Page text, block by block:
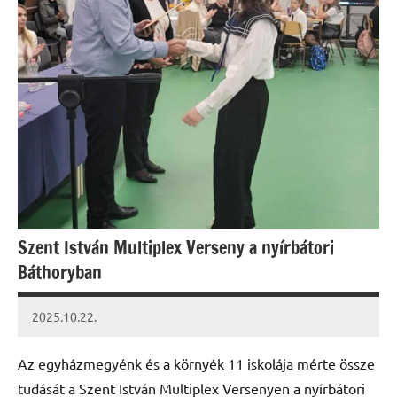
Szent István Multiplex Verseny a nyírbátori
Báthoryban
2025.10.22.
Leiszt
Az egyházmegyénk és a környék 11 iskolája mérte össze
tudását a Szent István Multiplex Versenyen a nyírbátori